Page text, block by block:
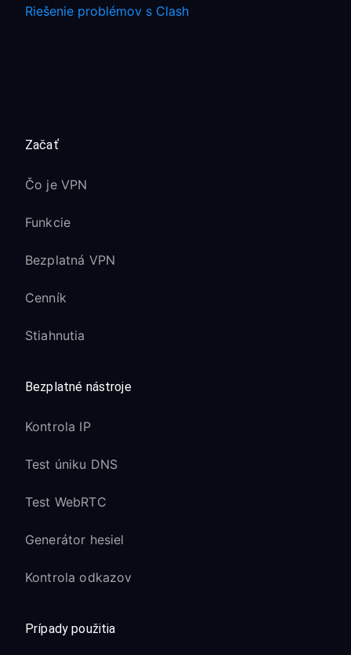
Riešenie problémov s Clash
Začať
Čo je VPN
Funkcie
Bezplatná VPN
Cenník
Stiahnutia
Bezplatné nástroje
Kontrola IP
Test úniku DNS
Test WebRTC
Generátor hesiel
Kontrola odkazov
Prípady použitia